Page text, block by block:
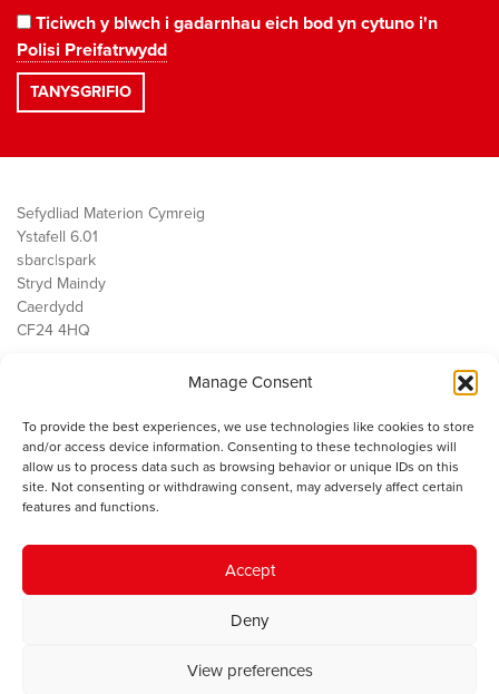
Manage Consent
To provide the best experiences, we use technologies like cookies to store
and/or access device information. Consenting to these technologies will
allow us to process data such as browsing behavior or unique IDs on this
site. Not consenting or withdrawing consent, may adversely affect certain
features and functions.
Accept
Deny
View preferences
Ticiwch y blwch i gadarnhau eich bod yn cytuno i'n
Polisi Preifatrwydd
Sefydliad Materion Cymreig
Ystafell 6.01
sbarc|spark
Stryd Maindy
Caerdydd
CF24 4HQ
Public Services
Economi
Y SMC
Cysylltwch â ni